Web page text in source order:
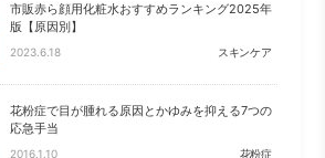
市販赤ら顔用化粧水おすすめランキング2025年
版【原因別】
2023.6.18 スキンケア
花粉症で目が腫れる原因とかゆみを抑える7つの
応急手当
2016.1.10 花粉症